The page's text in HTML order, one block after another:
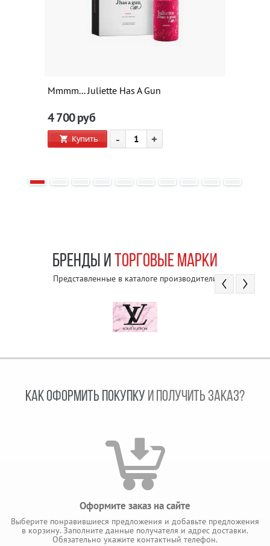
Mmmm... Juliette Has A Gun
4 700руб
Купить - +
БРЕНДЫ И ТОРГОВЫЕ МАРКИ
Представленные в каталоге производители
КАК ОФОРМИТЬ ПОКУПКУ И ПОЛУЧИТЬ ЗАКАЗ?
Оформите заказ на сайте
Выберите понравившиеся предложения и добавьте предложения
в корзину. Заполните данные получателя и адрес доставки.
Обязательно укажите контактный телефон.